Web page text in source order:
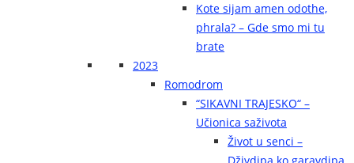
Kote sijam amen odothe,
phrala? – Gde smo mi tu
brate
2023
Romodrom
“SIKAVNI TRAJESKO“ –
Učionica saživota
Život u senci –